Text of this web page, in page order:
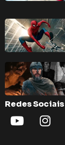
Redes Sociais